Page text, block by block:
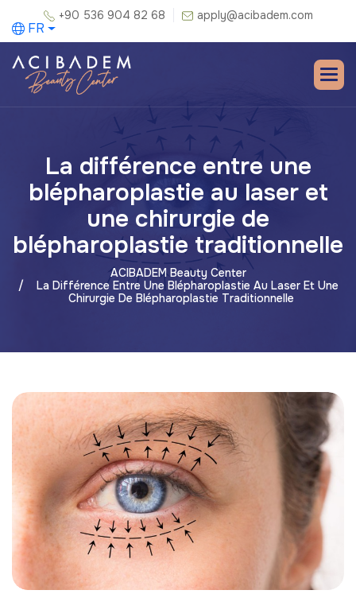
+90 536 904 82 68 apply@acibadem.com
FR
La différence entre une
blépharoplastie au laser et
une chirurgie de
blépharoplastie traditionnelle
ACIBADEM Beauty Center
La Différence Entre Une Blépharoplastie Au Laser Et Une
Chirurgie De Blépharoplastie Traditionnelle